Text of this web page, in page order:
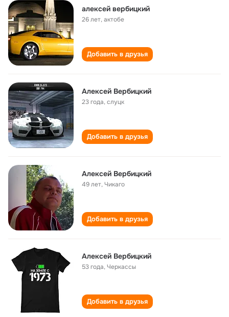
алексей вербицкий
26 лет,актобе
Добавить в друзья
Алексей Вербицкий
23 года,слуцк
Добавить в друзья
Алексей Вербицкий
49 лет,Чикаго
Добавить в друзья
Алексей Вербицкий
53 года,Черкассы
Добавить в друзья